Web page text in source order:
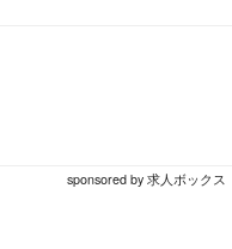
sponsored by 求人ボックス